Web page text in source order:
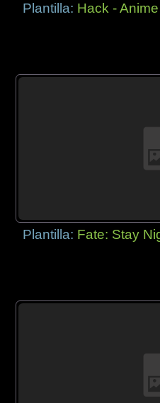
Plantilla: Hack - Anime
Plantilla: Fate: Stay